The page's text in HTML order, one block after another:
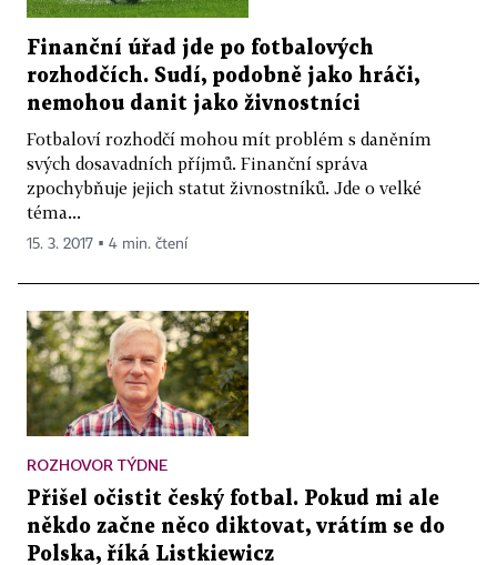
Finanční úřad jde po fotbalových
rozhodčích. Sudí, podobně jako hráči,
nemohou danit jako živnostníci
Fotbaloví rozhodčí mohou mít problém s daněním
svých dosavadních příjmů. Finanční správa
zpochybňuje jejich statut živnostníků. Jde o velké
téma...
15. 3. 2017 ▪ 4 min. čtení
ROZHOVOR TÝDNE
Přišel očistit český fotbal. Pokud mi ale
někdo začne něco diktovat, vrátím se do
Polska, říká Listkiewicz